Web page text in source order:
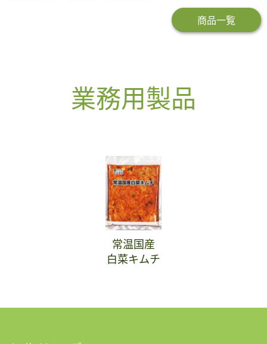
商品一覧
業務用製品
常温国産
白菜キムチ